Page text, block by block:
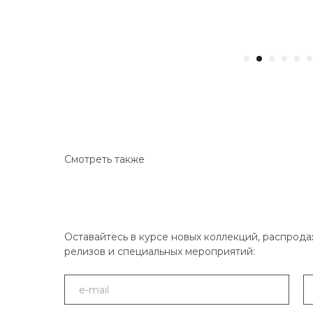
Смотреть также
Оставайтесь в курсе новых коллекций,
релизов и специальных мероприятий: